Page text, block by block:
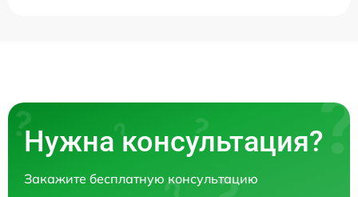
Нужна консультация?
Закажите бесплатную консультацию